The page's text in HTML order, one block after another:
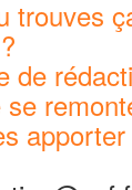
trouves
de